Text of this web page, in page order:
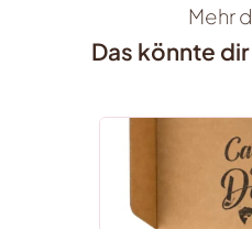
Mehr
Das könnte